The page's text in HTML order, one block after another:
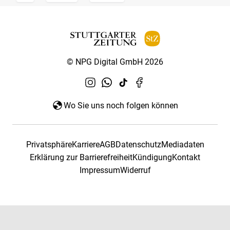
© NPG Digital GmbH 2026
Wo Sie uns noch folgen können
PrivatsphäreKarriereAGBDatenschutzMediadaten
Erklärung zur BarrierefreiheitKündigungKontakt
ImpressumWiderruf